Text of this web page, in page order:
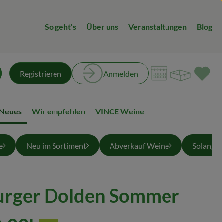
So geht's Über uns Veranstaltungen Blog
Registrieren Anmelden
Wir empfehlen VINCE Weine
Neu im Sortiment Abverkauf Weine
Dolden Sommer